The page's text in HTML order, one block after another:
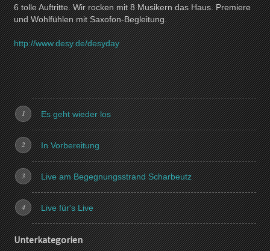
6 tolle Auftritte. Wir rocken mit 8 Musikern das Haus. Premiere
und Wohlfühlen mit Saxofon-Begleitung.
http://www.desy.de/desyday
Es geht wieder los
In Vorbereitung
Live am Begegnungsstrand Scharbeutz
Live für's Live
Unterkategorien